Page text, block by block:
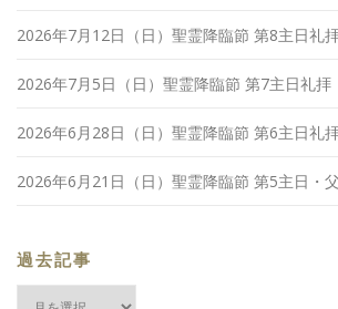
2026年7月12日（日）聖霊降臨節 第8主日礼
2026年7月5日（日）聖霊降臨節 第7主日礼拝
2026年6月28日（日）聖霊降臨節 第6主日礼
2026年6月21日（日）聖霊降臨節 第5主日・
過去記事